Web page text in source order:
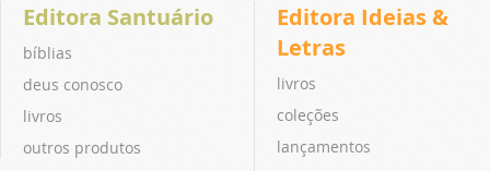
Editora Santuário
bíblias
deus conosco
livros
outros produtos
Editora Ideias &
Letras
livros
coleções
lançamentos